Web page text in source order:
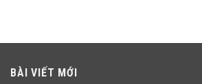
BÀI VIẾT MỚI